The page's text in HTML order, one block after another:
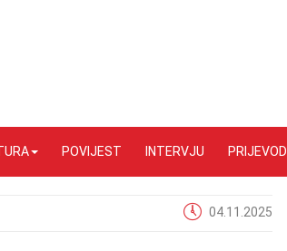
POVIJEST INTERVJU PRIJEVODI
04.11.2025